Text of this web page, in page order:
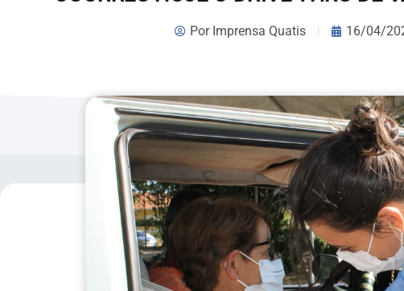
PorImprensa Quatis 16/04/